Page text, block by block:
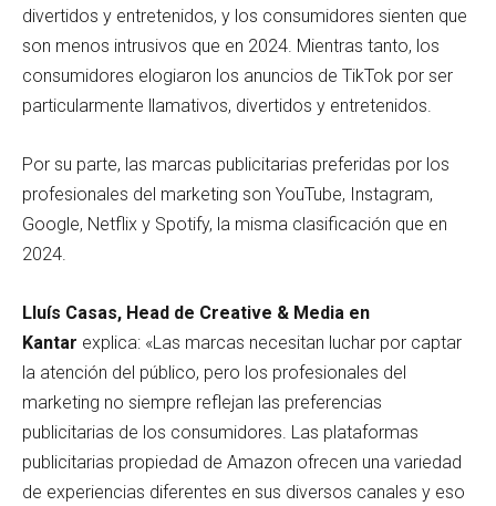
divertidos y entretenidos, y los consumidores sienten que
son menos intrusivos que en 2024. Mientras tanto, los
consumidores elogiaron los anuncios de TikTok por ser
particularmente llamativos, divertidos y entretenidos.
Por su parte, las marcas publicitarias preferidas por los
profesionales del marketing son YouTube, Instagram,
Google, Netflix y Spotify, la misma clasificación que en
2024.
Lluís Casas, Head de Creative & Media en
Kantar explica: «Las marcas necesitan luchar por captar
la atención del público, pero los profesionales del
marketing no siempre reflejan las preferencias
publicitarias de los consumidores. Las plataformas
publicitarias propiedad de Amazon ofrecen una variedad
de experiencias diferentes en sus diversos canales y eso